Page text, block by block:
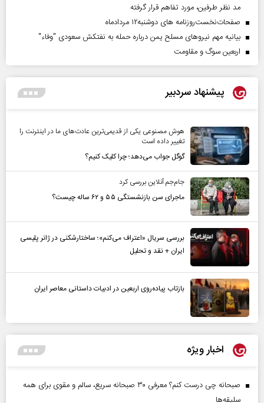
مد نظر طرفین، مورد تفاهم قرار گرفته
صفحات‌نخست‌روزنامه ها‌ی دوشنبه‌۱۲ مردادماه
بیانیه مهم نیروهای مسلح یمن درباره حمله به نفتکش سعودی "وفاء"
اربعین سوگ و مقاومت
پیشنهاد سردبیر
هوش مصنوعی یکی از قدیمی‌ترین عادت‌های ما در اینترنت را
تغییر داده است
گوگل جواب می‌دهد؛ چرا کلیک کنیم؟
جام‌جم آنلاین بررسی کرد
ماجرای سن بازنشستگی ۵۵ و ۶۲ ساله چیست؟
بررسی سریال «اعتراف می‌کنم»؛ ساختارشکنی در ژانر پلیسی
ایران + نقد و تحلیل
بازتاب پیاده‌روی اربعین در ادبیات داستانی معاصر ایران
اخبار ویژه
صبحانه چی درست کنم؟ معرفی ۳۰ صبحانه سریع، سالم و مقوی برای همه
سلیقه‌ها